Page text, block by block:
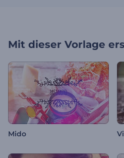
Mit dieser Vorlage
Mido